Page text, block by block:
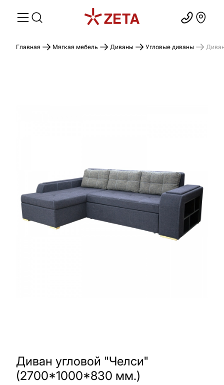
Главная Мягкая мебель Диваны Угловые диваны
Диван угловой "Челси"
(2700*1000*830 мм.)